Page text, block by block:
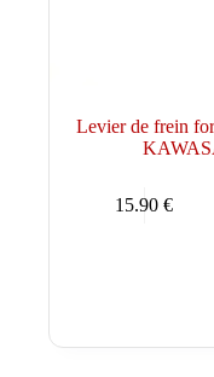
Levier de frein
15.90€